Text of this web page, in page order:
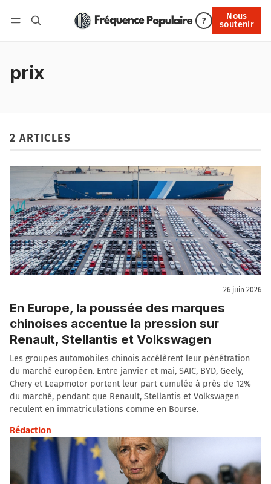
?
Nous
soutenir
Nous soutenir
prix
2 ARTICLES
26 juin 2026
En Europe, la poussée des marques
chinoises accentue la pression sur
Renault, Stellantis et Volkswagen
Les groupes automobiles chinois accélèrent leur pénétration
du marché européen. Entre janvier et mai, SAIC, BYD, Geely,
Chery et Leapmotor portent leur part cumulée à près de 12%
du marché, pendant que Renault, Stellantis et Volkswagen
reculent en immatriculations comme en Bourse.
Rédaction